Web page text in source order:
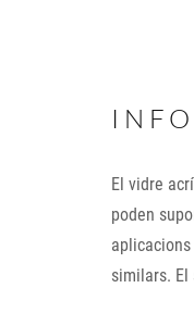
El vidre
poden
similars. El